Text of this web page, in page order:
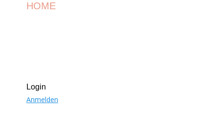
HOME
Login
Anmelden